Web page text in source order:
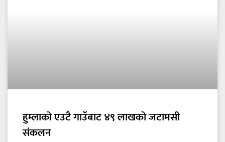
हुम्लाको एउटै गाउँबाट ४९ लाखको जटामसी
संकलन